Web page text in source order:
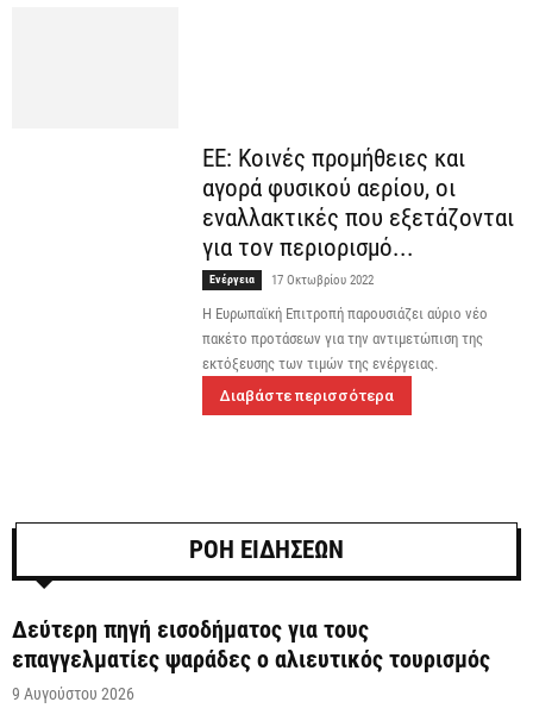
ΕΕ: Κοινές προμήθειες και
αγορά φυσικού αερίου, οι
εναλλακτικές που εξετάζονται
για τον περιορισμό...
Ενέργεια 17 Οκτωβρίου 2022
Η Ευρωπαϊκή Επιτροπή παρουσιάζει αύριο νέο
πακέτο προτάσεων για την αντιμετώπιση της
εκτόξευσης των τιμών της ενέργειας.
Διαβάστε περισσότερα
ΡΟΗ ΕΙΔΗΣΕΩΝ
Δεύτερη πηγή εισοδήματος για τους
επαγγελματίες ψαράδες ο αλιευτικός τουρισμός
9 Αυγούστου 2026